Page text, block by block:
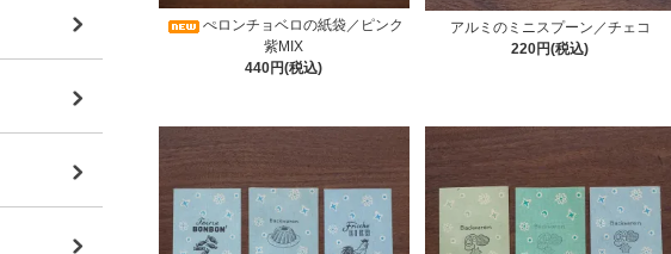
ぺロンチョベロの紙袋／ピンク
紫MIX
440円(税込)
アルミのミニスプーン／チェコ
220円(税込)